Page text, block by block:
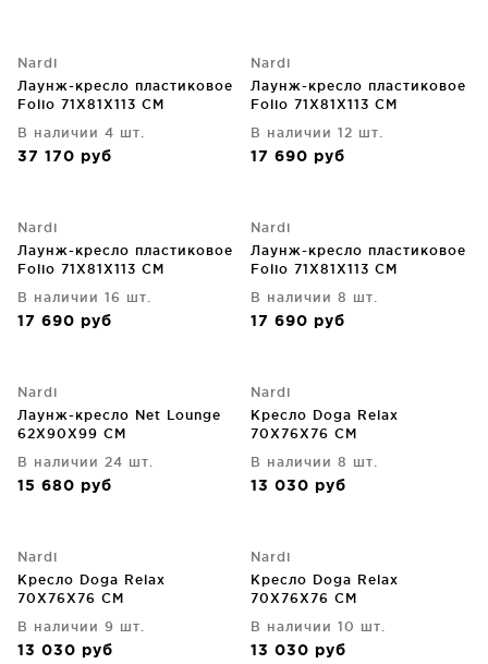
Nardi
Лаунж-кресло пластиковое
Folio 71X81X113 CM
В наличии 4 шт.
37 170 руб
Nardi
Лаунж-кресло пластиковое
Folio 71X81X113 CM
В наличии 12 шт.
17 690 руб
Nardi
Лаунж-кресло пластиковое
Folio 71X81X113 CM
В наличии 16 шт.
17 690 руб
Nardi
Лаунж-кресло пластиковое
Folio 71X81X113 CM
В наличии 8 шт.
17 690 руб
Nardi
Лаунж-кресло Net Lounge
62X90X99 CM
В наличии 24 шт.
15 680 руб
Nardi
Кресло Doga Relax
70X76X76 CM
В наличии 8 шт.
13 030 руб
Nardi
Кресло Doga Relax
70X76X76 CM
В наличии 9 шт.
13 030 руб
Nardi
Кресло Doga Relax
70X76X76 CM
В наличии 10 шт.
13 030 руб